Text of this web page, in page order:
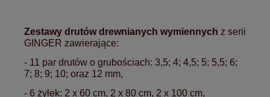
Zestawy drutów drewnianych wymiennych z serii
GINGER zawierające:
- 11 par drutów o grubościach: 3,5; 4; 4,5; 5; 5,5; 6;
7; 8; 9; 10; oraz 12 mm,
- 6 żyłek: 2 x 60 cm, 2 x 80 cm, 2 x 100 cm,